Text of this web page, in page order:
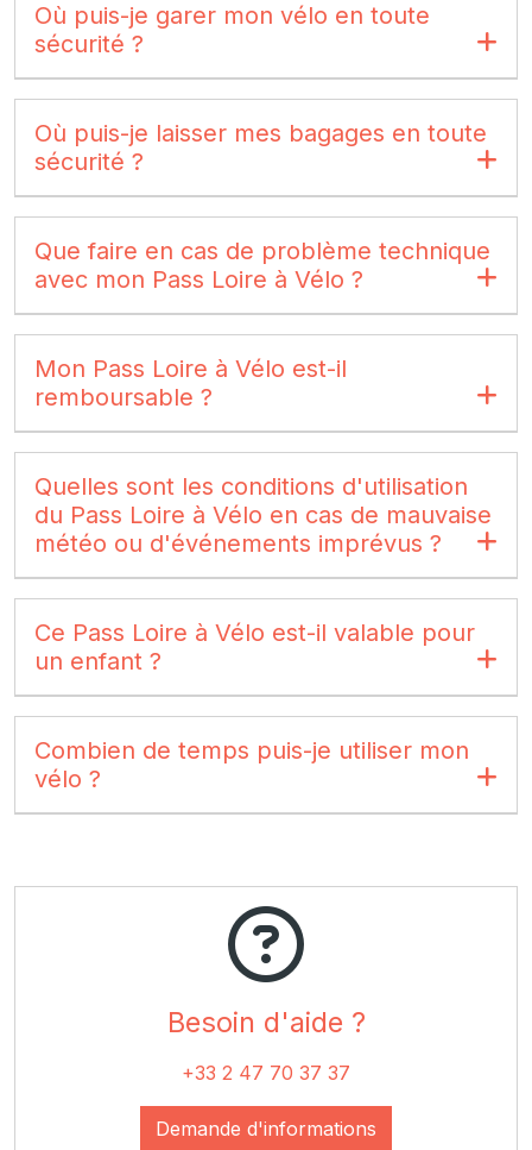
Où puis-je garer mon vélo en toute
sécurité ?
Où puis-je laisser mes bagages en toute
sécurité ?
Que faire en cas de problème technique
avec mon Pass Loire à Vélo ?
Mon Pass Loire à Vélo est-il
remboursable ?
Quelles sont les conditions d'utilisation
du Pass Loire à Vélo en cas de mauvaise
météo ou d'événements imprévus ?
Ce Pass Loire à Vélo est-il valable pour
un enfant ?
Combien de temps puis-je utiliser mon
vélo ?
Besoin d'aide ?
+33 2 47 70 37 37
Demande d'informations